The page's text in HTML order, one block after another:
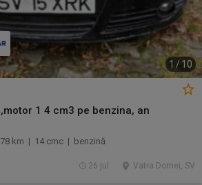
1 /10
1 4 cm3 pe benzina, an
km | 14 cmc | benzină
Vatra Dornei, SV
26 jul.